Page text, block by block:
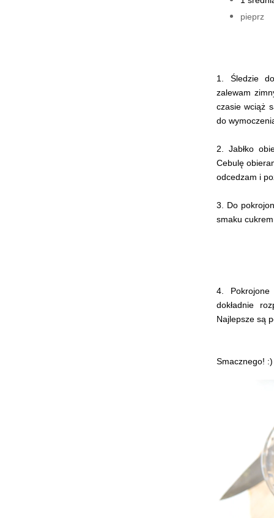
pieprz
1. Śledzie
zalewam
czasie wciąż
do
2. Jabłko
Cebulę
odcedzam i
3. Do
smaku
4. Pokrojone
dokładnie
Najlepsze są
Smacznego! :)